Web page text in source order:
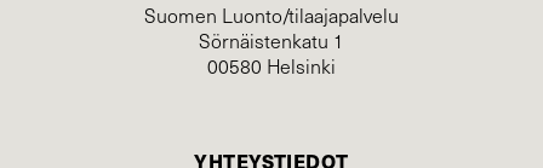
Suomen Luonto/tilaajapalvelu
Sörnäistenkatu 1
00580 Helsinki
YHTEYSTIEDOT